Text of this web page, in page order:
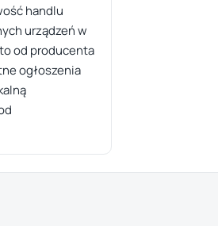
handlu
urządzeń w
od producenta
ogłoszenia